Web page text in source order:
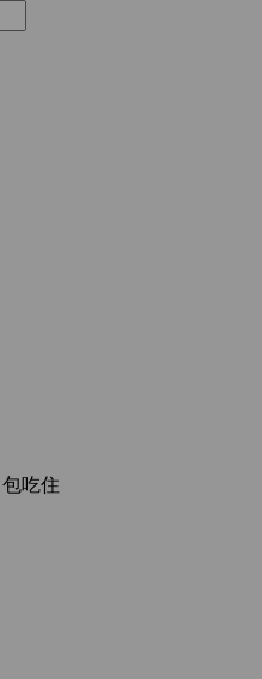
包吃住